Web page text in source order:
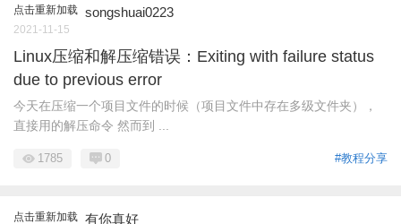
点击重新加载 songshuai0223
2021-11-15
Linux压缩和解压缩错误：Exiting with failure status
due to previous error
​今天在压缩一个项目文件的时候（项目文件中存在多级文件夹），
直接用的解压命令 然而到 ...
#教程分享
1785 0
点击重新加载 有你真好